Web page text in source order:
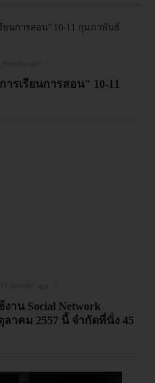
ารเรียนการสอน" 10-11
าน Social Network
าคม 2557 นี้ จำกัดที่นั่ง 45